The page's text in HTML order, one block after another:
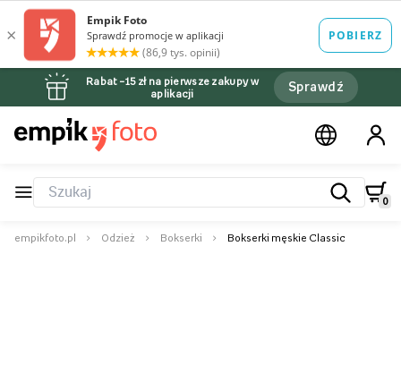
Rabat –15 zł na pierwsze zakupy w
aplikacji
Sprawdź
0
empikfoto.pl Odzież Bokserki Bokserki męskie Classic